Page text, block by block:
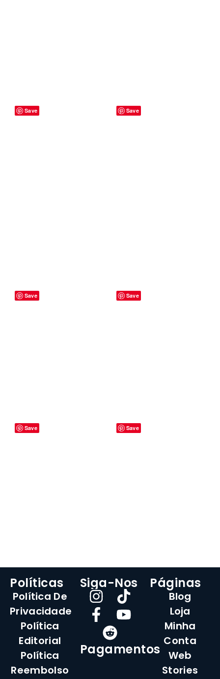
Políticas
Política De
Privacidade
Política
Editorial
Política
Reembolso
Siga-Nos
Pagamentos
Páginas
Blog
Loja
Minha
Conta
Web
Stories